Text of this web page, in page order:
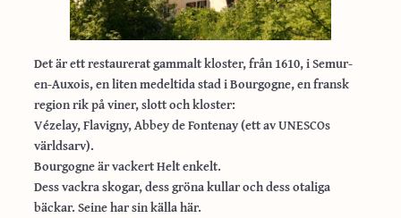
Det är ett restaurerat gammalt kloster, från 1610, i Semur-
en-Auxois, en liten medeltida stad i Bourgogne, en fransk
region rik på viner, slott och kloster:
Vézelay, Flavigny, Abbey de Fontenay (ett av UNESCOs
världsarv).
Bourgogne är vackert Helt enkelt.
Dess vackra skogar, dess gröna kullar och dess otaliga
bäckar. Seine har sin källa här.